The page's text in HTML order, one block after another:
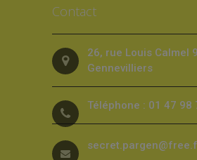
Contact
26, rue Louis Calmel
Gennevilliers
Téléphone : 01 47 98